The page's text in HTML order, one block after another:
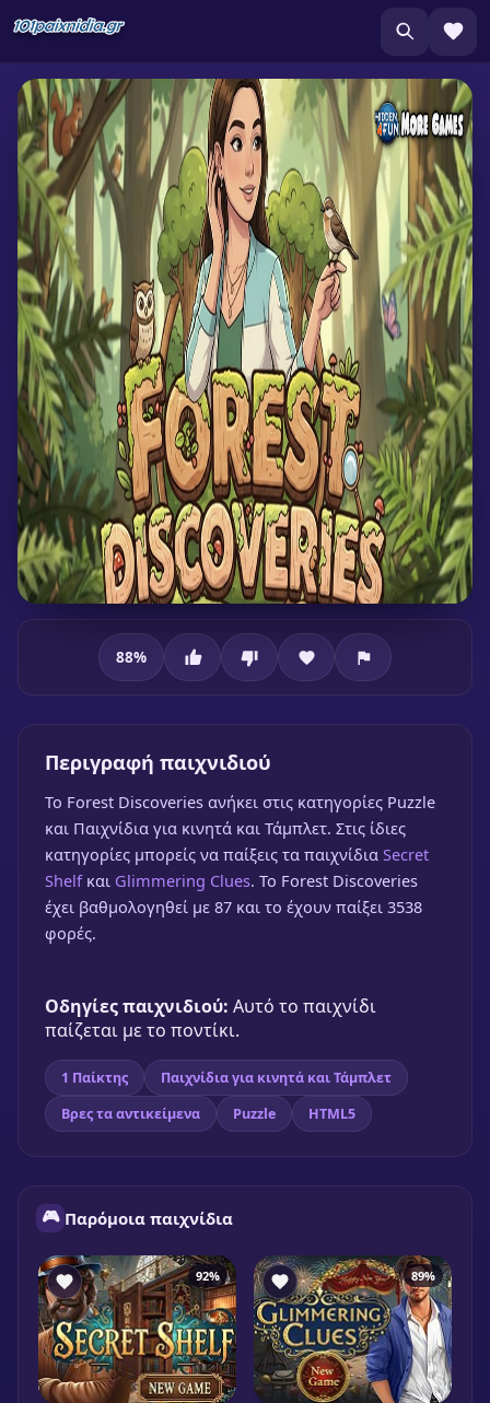
Forest Discoveries
★88%🎮 1 Παίκτης
88%
Περιγραφή παιχνιδιού
To Forest Discoveries ανήκει στις κατηγορίες Puzzle
και Παιχνίδια για κινητά και Τάμπλετ. Στις ίδιες
κατηγορίες μπορείς να παίξεις τα παιχνίδια Secret
Shelfκαι Glimmering Clues. Το Forest Discoveries
έχει βαθμολογηθεί με 87 και το έχουν παίξει 3538
φορές.
Οδηγίες παιχνιδιού: Αυτό το παιχνίδι
παίζεται με το ποντίκι.
1 Παίκτης
Παιχνίδια για κινητά και Τάμπλετ
Βρες τα αντικείμενα
Puzzle HTML5
🎮 Παρόμοια παιχνίδια
92% 89%